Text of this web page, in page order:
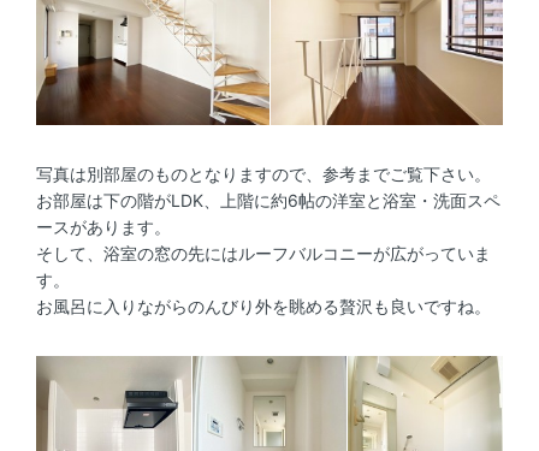
写真は別部屋のものとなりますので、参考までご覧下さい。
お部屋は下の階がLDK、上階に約6帖の洋室と浴室・洗面スペ
ースがあります。
そして、浴室の窓の先にはルーフバルコニーが広がっていま
す。
お風呂に入りながらのんびり外を眺める贅沢も良いですね。